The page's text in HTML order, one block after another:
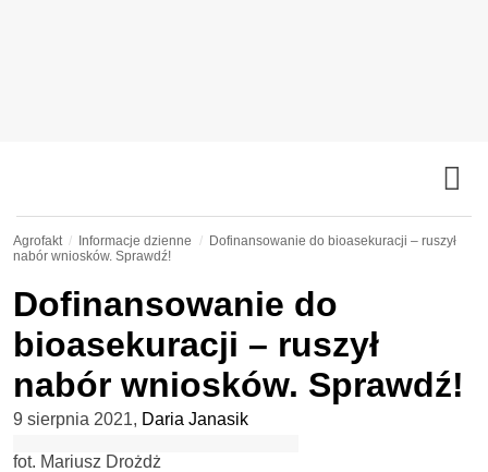
Agrofakt Informacje dzienne
Dofinansowanie do bioasekuracji – ruszył
nabór wniosków. Sprawdź!
Dofinansowanie do
bioasekuracji – ruszył
nabór wniosków. Sprawdź!
9 sierpnia 2021, Daria Janasik
fot. Mariusz Drożdż